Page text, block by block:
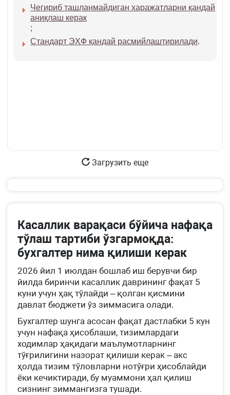
Чегириб ташланмайдиган харажатларни қандай
аниқлаш керак
;
Стандарт ЭҲФ қандай расмийлаштирилади.
Загрузить еще
Касаллик варақаси бўйича нафақа
тўлаш тартиби ўзгармоқда:
бухгалтер нима қилиши керак
2026 йил 1 июлдан бошлаб иш берувчи бир
йилда биринчи касаллик даврининг фақат 5
куни учун ҳақ тўлайди – қолган қисмини
давлат бюджети ўз зиммасига олади.
Бухгалтер шунга асосан фақат дастлабки 5 кун
учун нафақа ҳисоблаши, тизимлардаги
ходимлар ҳақидаги маълумотларнинг
тўғрилигини назорат қилиши керак – акс
ҳолда тизим тўловларни нотўғри ҳисоблайди
ёки кечиктиради, бу муаммони ҳал қилиш
сизнинг зиммангизга тушади.